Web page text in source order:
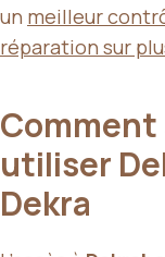
un meilleur
réparation sur
utiliser
Dekra